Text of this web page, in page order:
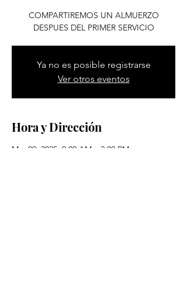
COMPARTIREMOS UN ALMUERZO
DESPUES DEL PRIMER SERVICIO
Ya no es posible registrarse
Ver otros eventos
Hora y Dirección
Mar 09, 2025, 9:00 AM – 2:00 PM